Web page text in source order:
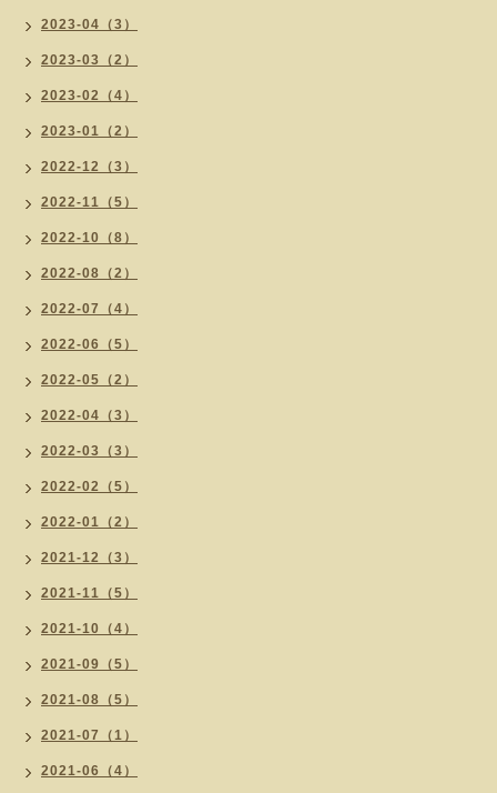
2023-04（3）
2023-03（2）
2023-02（4）
2023-01（2）
2022-12（3）
2022-11（5）
2022-10（8）
2022-08（2）
2022-07（4）
2022-06（5）
2022-05（2）
2022-04（3）
2022-03（3）
2022-02（5）
2022-01（2）
2021-12（3）
2021-11（5）
2021-10（4）
2021-09（5）
2021-08（5）
2021-07（1）
2021-06（4）